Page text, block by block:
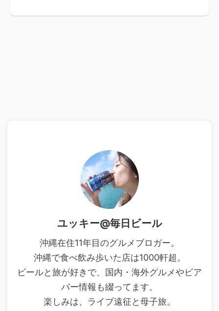
ユッキー@毎日ビール
沖縄在住11年目のグルメブロガー。
沖縄で食べ飲み歩いた店は1000軒超。
ビールと旅が好きで、国内・海外グルメやビア
バー情報も綴ってます。
楽しみは、ライブ遠征と母子旅。